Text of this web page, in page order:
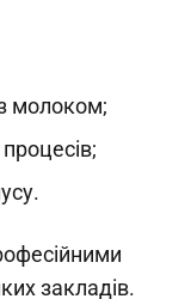
молоком;
закладів.